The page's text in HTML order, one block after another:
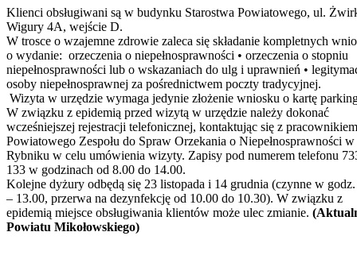
Klienci obsługiwani są w budynku Starostwa Powiatowego, ul.
Wigury 4A, wejście D.
W trosce o wzajemne zdrowie zaleca się składanie kompletnych
o wydanie: orzeczenia o niepełnosprawności • orzeczenia o stopniu
niepełnosprawności lub o wskazaniach do ulg i uprawnień •
osoby niepełnosprawnej za pośrednictwem poczty tradycyjnej.
Wizyta w urzędzie wymaga jedynie złożenie wniosku o kartę
W związku z epidemią przed wizytą w urzędzie należy dokonać
wcześniejszej rejestracji telefonicznej, kontaktując się z pracownikiem
Powiatowego Zespołu do Spraw Orzekania o Niepełnosprawności w
Rybniku w celu umówienia wizyty. Zapisy pod numerem telefonu
133 w godzinach od 8.00 do 14.00.
Kolejne dyżury odbędą się 23 listopada i 14 grudnia (czynne w
– 13.00, przerwa na dezynfekcję od 10.00 do 10.30). W związku z
epidemią miejsce obsługiwania klientów może ulec zmianie.
Powiatu Mikołowskiego)